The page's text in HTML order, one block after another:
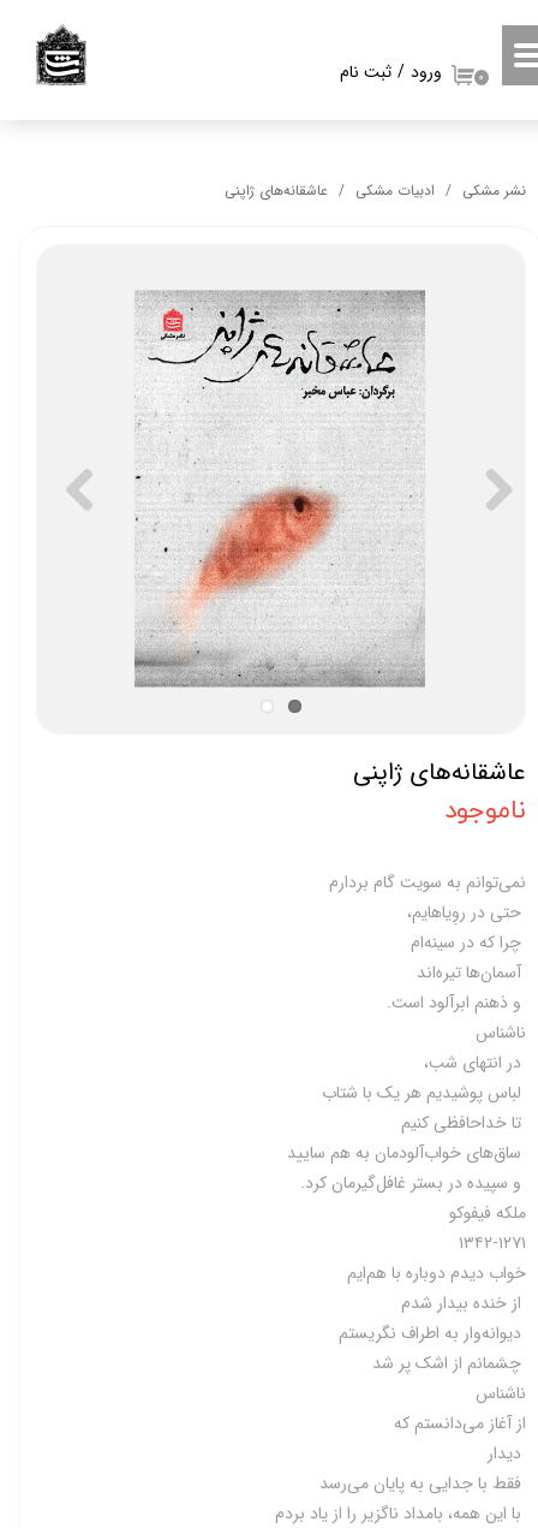
ورود / ثبت نام
حساب کاربری من
۰
نشر مشکی ادبیات مشکی عاشقانه‌های ژاپنی
عاشقانه‌های ژاپنی
ناموجود
نمی‌توانم‌ به‌ سویت‌ گام‌ بردارم‌
حتی‌ در روِیا‌هایم، ‌
چرا که‌ در سینه‌ام‌
آسمان‌ها تیره‌اند
و ذهنم‌ ابرآلود است.
ناشناس‌
در انتهای‌ شب،
لباس‌ پوشیدیم‌ هر یک‌ با شتاب‌
تا خداحافظی‌ کنیم‌
ساق‌های‌ خواب‌آلودمان‌ به‌ هم‌ سایید
و سپیده‌ در بستر غافل‌گیرمان‌ کرد.
ملکه‌ فیفوکو
۱۳۴۲-۱۲۷۱
خواب‌ دیدم‌ دوباره‌ با هم‌ایم‌
از خنده‌ بیدار شدم‌
دیوانه‌وار به‌ اطراف‌ نگریستم‌
چشمانم‌ از اشک‌ پر شد
ناشناس‌
از آغاز می‌دانستم که
دیدار
فقط با جدایی به پایان می‌رسد
با این همه، بامداد ناگزیر را از یاد بردم